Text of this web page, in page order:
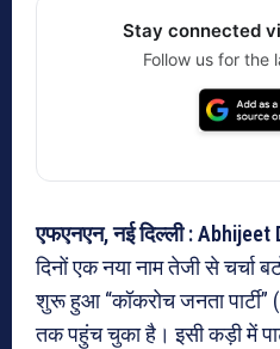
Stay connected
Follow us for the
एफएनएन, नई दिल्ली : Abhijeet
दिनों एक नया नाम तेजी से चर्चा
शुरू हुआ “कॉकरोच जनता
तक पहुंच चुका है। इसी कड़ी में